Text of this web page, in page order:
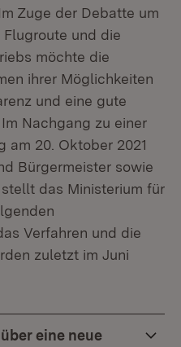
Zuge der Debatte um
und die
möchte die
ihrer Möglichkeiten
und eine gute
Nachgang zu einer
am 20. Oktober 2021
Bürgermeister sowie
das Ministerium für
Verfahren und die
zuletzt im Juni
eine neue